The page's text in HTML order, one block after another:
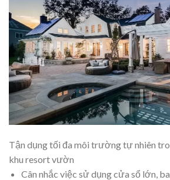
Tận dụng tối đa môi trường tự nhiên
khu resort vườn
Cân nhắc việc sử dụng cửa sổ lớn,